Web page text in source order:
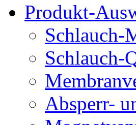
Produkt-
Schlauch-
Schlauch-
Absperr-